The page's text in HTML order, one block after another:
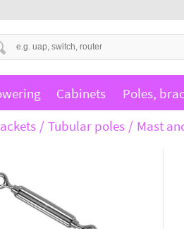
Cabinets Poles,
Tubular poles Mast